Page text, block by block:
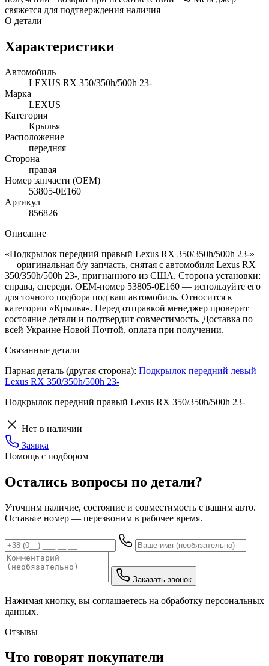
свяжется для подтверждения наличия
О детали
Характеристики
Автомобиль
LEXUS RX 350/350h/500h 23-
Марка
LEXUS
Категория
Крылья
Расположение
передняя
Сторона
правая
Номер запчасти (OEM)
53805-0E160
Артикул
856826
Описание
«Подкрылок передний правый Lexus RX 350/350h/500h 23-»
— оригинальная б/у запчасть, снятая с автомобиля Lexus RX
350/350h/500h 23-, пригнанного из США. Сторона установки:
справа, спереди. OEM-номер 53805-0E160 — используйте его
для точного подбора под ваш автомобиль. Относится к
категории «Крылья». Перед отправкой менеджер проверит
состояние детали и подтвердит совместимость. Доставка по
всей Украине Новой Почтой, оплата при получении.
Связанные детали
Парная деталь (другая сторона): Подкрылок передний левый
Lexus RX 350/350h/500h 23-
Подкрылок передний правый Lexus RX 350/350h/500h 23-
Нет в наличии
Заявка
Помощь с подбором
Остались вопросы по детали?
Уточним наличие, состояние и совместимость с вашим авто.
Оставьте номер — перезвоним в рабочее время.
Заказать звонок
Нажимая кнопку, вы соглашаетесь на обработку персональных
данных.
Отзывы
Что говорят покупатели